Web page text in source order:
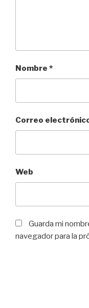
Nombre *
Correo
Web
Guarda mi
navegador para la